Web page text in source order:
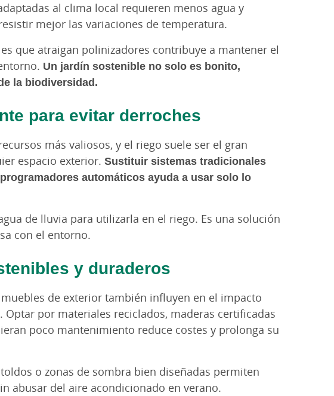
al clima local requieren menos agua y
mejor las variaciones de temperatura.
que atraigan polinizadores contribuye a mantener el
Un jardín sostenible no solo es bonito,
la biodiversidad.
para evitar derroches
más valiosos, y el riego suele ser el gran
espacio exterior. Sustituir sistemas tradicionales
automáticos ayuda a usar solo lo
de lluvia para utilizarla en el riego. Es una solución
con el entorno.
y duraderos
de exterior también influyen en el impacto
por materiales reciclados, maderas certificadas
poco mantenimiento reduce costes y prolonga su
o zonas de sombra bien diseñadas permiten
abusar del aire acondicionado en verano.